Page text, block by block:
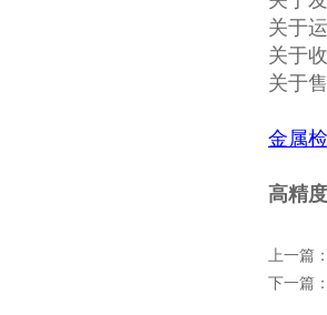
关于
关于
关于
金属
高精
上一篇
下一篇